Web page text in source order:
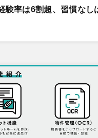
験率は6割超、習慣な